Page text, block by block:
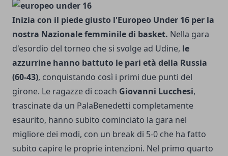
Inizia con il piede giusto l'Europeo Under 16 per la
nostra Nazionale femminile di basket. Nella gara
d'esordio del torneo che si svolge ad Udine, le
azzurrine hanno battuto le pari età della Russia
(60-43), conquistando così i primi due punti del
girone. Le ragazze di coach Giovanni Lucchesi,
trascinate da un PalaBenedetti completamente
esaurito, hanno subito cominciato la gara nel
migliore dei modi, con un break di 5-0 che ha fatto
subito capire le proprie intenzioni. Nel primo quarto